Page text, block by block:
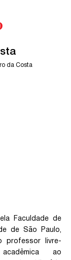
da Costa
Faculdade de
de São Paulo,
professor livre-
ao